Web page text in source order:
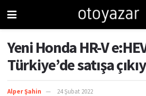
Yeni Honda HR-V
Türkiye’de satışa
Alper Şahin 24 Şubat 2022